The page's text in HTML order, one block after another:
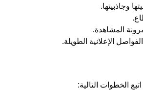
وجاذبيتها.
المشاهدة.
الإعلانية الطويلة.